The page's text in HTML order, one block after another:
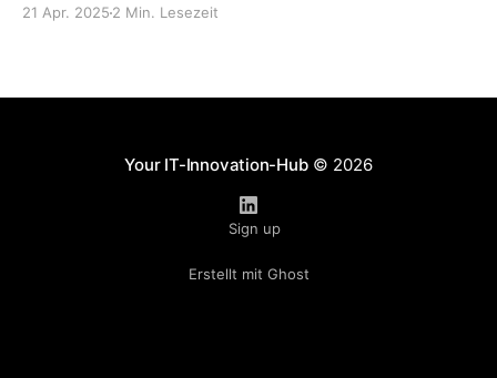
Anwendungen enorm – und Ubuntu 24.04 ist eine
21 Apr. 2025 2 Min. Lesezeit
Your IT-Innovation-Hub© 2026
Sign up
Erstellt mit Ghost